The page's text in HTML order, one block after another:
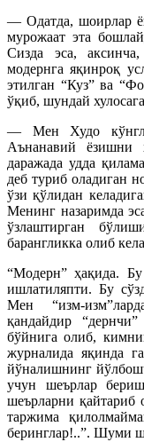
— Одатда, шоирлар
мурожаат эта
Сизда эса,
модернга яқинроқ
этилган “Куз” ва
ўқиб, шундай
— Мен Худо
Аънанавий ёзишни
даражада удда
деб туриб оладиган
ўзи қўлидан
Менинг назаримда
ўзлаштирган
барангликка олиб
“Модерн” ҳақида.
ишлатиляпти. Бу
Мен “изм-
қандайдир
бўйнига олиб,
журналида яқинда
йўналишнинг
учун шеърлар
шеърларни қайтариб
таржима
беринглар!..”. Шуми